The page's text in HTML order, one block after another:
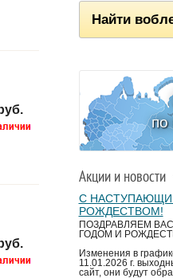
Найти
по
Акции и новости
С
РОЖДЕСТВОМ!
ПОЗДРАВЛЯЕМ
ГОДОМ И
Изменения в
11.01.2026 г.
сайт, они будут